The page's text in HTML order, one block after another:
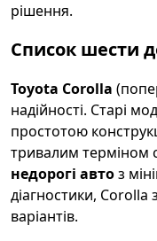
рішення.
Список шести
Toyota Corolla
надійності. Старі
простотою
тривалим терміном
недорогі автоз
діагностики,
варіантів.